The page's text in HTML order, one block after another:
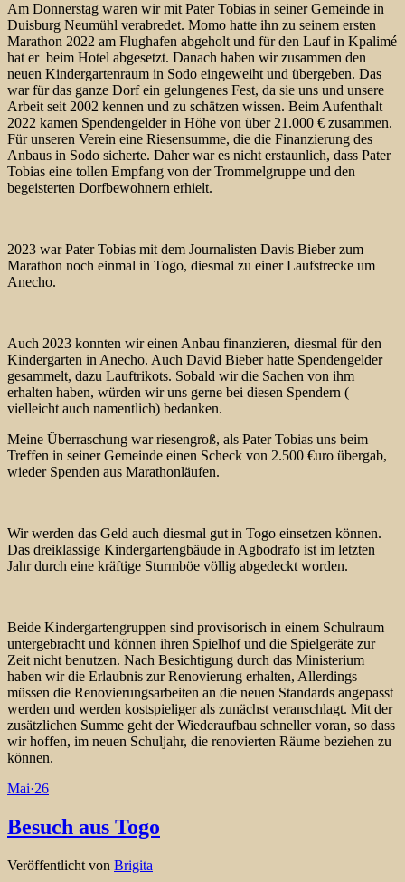
Am Donnerstag waren wir mit Pater Tobias in seiner Gemeinde in
Duisburg Neumühl verabredet. Momo hatte ihn zu seinem ersten
Marathon 2022 am Flughafen abgeholt und für den Lauf in Kpalimé
hat er beim Hotel abgesetzt. Danach haben wir zusammen den
neuen Kindergartenraum in Sodo eingeweiht und übergeben. Das
war für das ganze Dorf ein gelungenes Fest, da sie uns und unsere
Arbeit seit 2002 kennen und zu schätzen wissen. Beim Aufenthalt
2022 kamen Spendengelder in Höhe von über 21.000 € zusammen.
Für unseren Verein eine Riesensumme, die die Finanzierung des
Anbaus in Sodo sicherte. Daher war es nicht erstaunlich, dass Pater
Tobias eine tollen Empfang von der Trommelgruppe und den
begeisterten Dorfbewohnern erhielt.
2023 war Pater Tobias mit dem Journalisten Davis Bieber zum
Marathon noch einmal in Togo, diesmal zu einer Laufstrecke um
Anecho.
Auch 2023 konnten wir einen Anbau finanzieren, diesmal für den
Kindergarten in Anecho. Auch David Bieber hatte Spendengelder
gesammelt, dazu Lauftrikots. Sobald wir die Sachen von ihm
erhalten haben, würden wir uns gerne bei diesen Spendern (
vielleicht auch namentlich) bedanken.
Meine Überraschung war riesengroß, als Pater Tobias uns beim
Treffen in seiner Gemeinde einen Scheck von 2.500 €uro übergab,
wieder Spenden aus Marathonläufen.
Wir werden das Geld auch diesmal gut in Togo einsetzen können.
Das dreiklassige Kindergartengbäude in Agbodrafo ist im letzten
Jahr durch eine kräftige Sturmböe völlig abgedeckt worden.
Beide Kindergartengruppen sind provisorisch in einem Schulraum
untergebracht und können ihren Spielhof und die Spielgeräte zur
Zeit nicht benutzen. Nach Besichtigung durch das Ministerium
haben wir die Erlaubnis zur Renovierung erhalten, Allerdings
müssen die Renovierungsarbeiten an die neuen Standards angepasst
werden und werden kostspieliger als zunächst veranschlagt. Mit der
zusätzlichen Summe geht der Wiederaufbau schneller voran, so dass
wir hoffen, im neuen Schuljahr, die renovierten Räume beziehen zu
können.
Mai·26
Besuch aus Togo
Veröffentlicht von Brigita